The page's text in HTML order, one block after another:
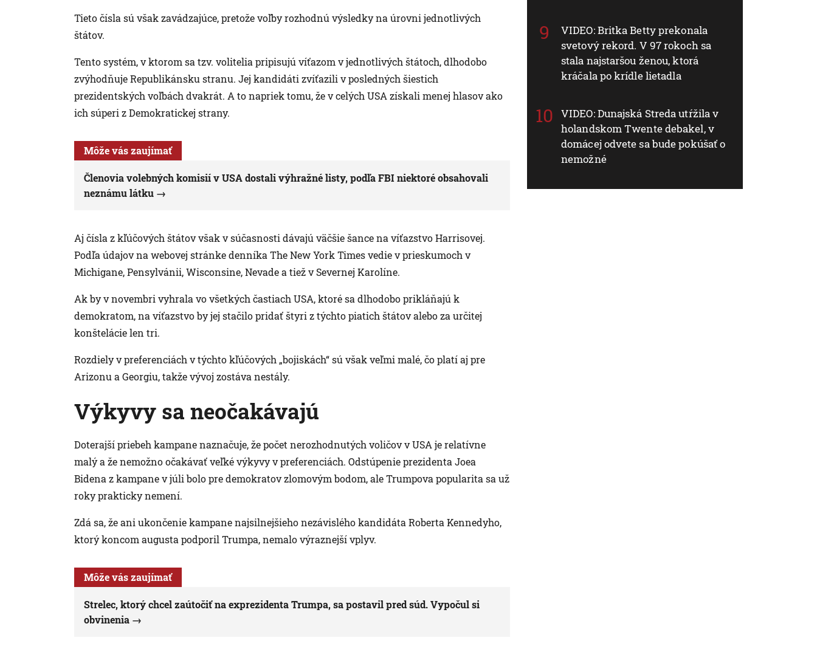
Tieto čísla sú však zavádzajúce, pretože voľby rozhodnú výsledky na úrovni jednotlivých
štátov.
Tento systém, v ktorom sa tzv. volitelia pripisujú víťazom v jednotlivých štátoch, dlhodobo
zvýhodňuje Republikánsku stranu. Jej kandidáti zvíťazili v posledných šiestich
prezidentských voľbách dvakrát. A to napriek tomu, že v celých USA získali menej hlasov ako
ich súperi z Demokratickej strany.
Môže vás zaujímať
Členovia volebných komisií v USA dostali výhražné listy, podľa FBI niektoré obsahovali
neznámu látku
Aj čísla z kľúčových štátov však v súčasnosti dávajú väčšie šance na víťazstvo Harrisovej.
Podľa údajov na webovej stránke denníka The New York Times vedie v prieskumoch v
Michigane, Pensylvánii, Wisconsine, Nevade a tiež v Severnej Karolíne.
Ak by v novembri vyhrala vo všetkých častiach USA, ktoré sa dlhodobo prikláňajú k
demokratom, na víťazstvo by jej stačilo pridať štyri z týchto piatich štátov alebo za určitej
konštelácie len tri.
Rozdiely v preferenciách v týchto kľúčových „bojiskách“ sú však veľmi malé, čo platí aj pre
Arizonu a Georgiu, takže vývoj zostáva nestály.
Výkyvy sa neočakávajú
Doterajší priebeh kampane naznačuje, že počet nerozhodnutých voličov v USA je relatívne
malý a že nemožno očakávať veľké výkyvy v preferenciách. Odstúpenie prezidenta Joea
Bidena z kampane v júli bolo pre demokratov zlomovým bodom, ale Trumpova popularita sa už
roky prakticky nemení.
Zdá sa, že ani ukončenie kampane najsilnejšieho nezávislého kandidáta Roberta Kennedyho,
ktorý koncom augusta podporil Trumpa, nemalo výraznejší vplyv.
Môže vás zaujímať
Strelec, ktorý chcel zaútočiť na exprezidenta Trumpa, sa postavil pred súd. Vypočul si
obvinenia
VIDEO: Britka Betty prekonala
svetový rekord. V 97 rokoch sa
stala najstaršou ženou, ktorá
kráčala po krídle lietadla
VIDEO: Dunajská Streda utŕžila v
holandskom Twente debakel, v
domácej odvete sa bude pokúšať o
nemožné